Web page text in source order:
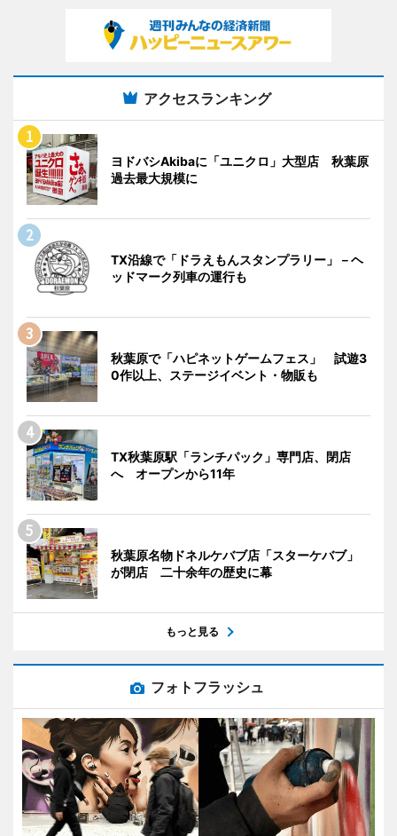
アクセスランキング
ヨドバシAkibaに「ユニクロ」大型店 秋葉原
過去最大規模に
TX沿線で「ドラえもんスタンプラリー」－ヘ
ッドマーク列車の運行も
秋葉原で「ハピネットゲームフェス」 試遊3
0作以上、ステージイベント・物販も
TX秋葉原駅「ランチパック」専門店、閉店
へ オープンから11年
秋葉原名物ドネルケバブ店「スターケバブ」
が閉店 二十余年の歴史に幕
もっと見る
フォトフラッシュ